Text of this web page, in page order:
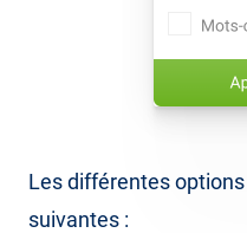
Les différentes
suivantes :